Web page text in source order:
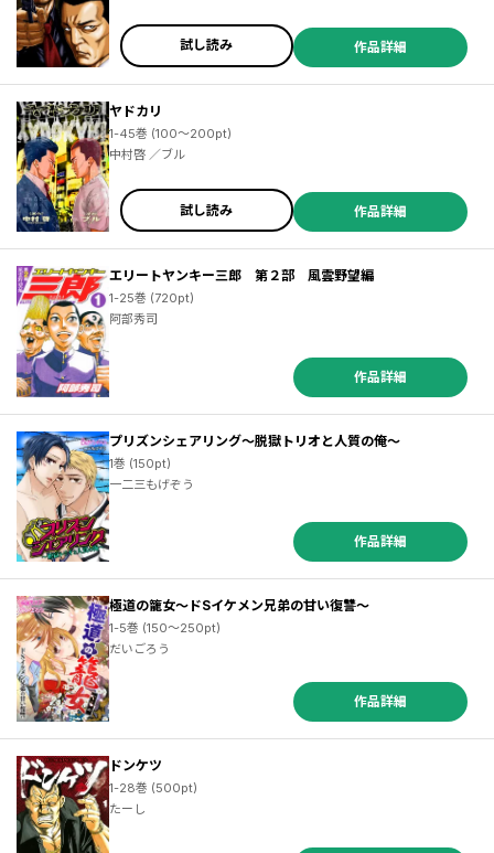
試し読み 作品詳細
ヤドカリ
1-45巻 (100～200pt)
中村啓 ／ブル
試し読み 作品詳細
エリートヤンキー三郎 第２部 風雲野望編
1-25巻 (720pt)
阿部秀司
作品詳細
プリズンシェアリング～脱獄トリオと人質の俺～
1巻 (150pt)
一二三もげぞう
作品詳細
極道の籠女～ドSイケメン兄弟の甘い復讐～
1-5巻 (150～250pt)
だいごろう
作品詳細
ドンケツ
1-28巻 (500pt)
たーし